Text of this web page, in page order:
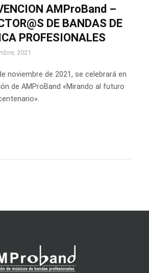
AMProBand –
DE BANDAS DE
PROFESIONALES
2021
noviembre de 2021, se celebrará en
de AMProBand «Mirando al futuro